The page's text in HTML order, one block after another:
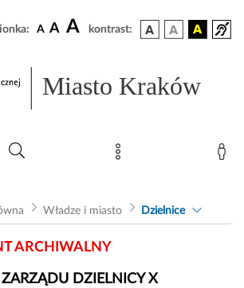
A A A kontrast:
Miasto Kraków
Władze i miasto Dzielnice
ARCHIWALNY
DZIELNICY X